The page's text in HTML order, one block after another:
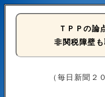
ＴＰＰの
非関税障壁
（毎日新聞２